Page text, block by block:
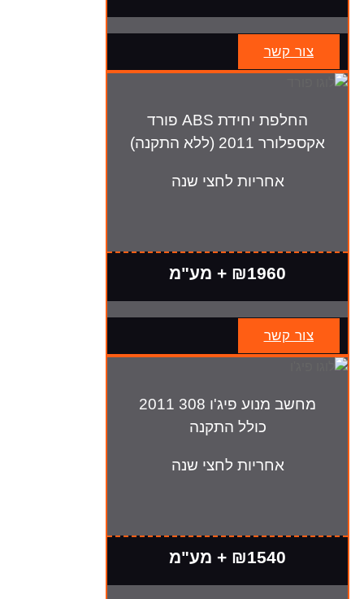
צור קשר
החלפת יחידת ABS פורד
אקספלורר 2011 (ללא התקנה)
אחריות לחצי שנה
₪1960 + מע"מ
צור קשר
מחשב מנוע פיג'ו 308 2011
כולל התקנה
אחריות לחצי שנה
₪1540 + מע"מ